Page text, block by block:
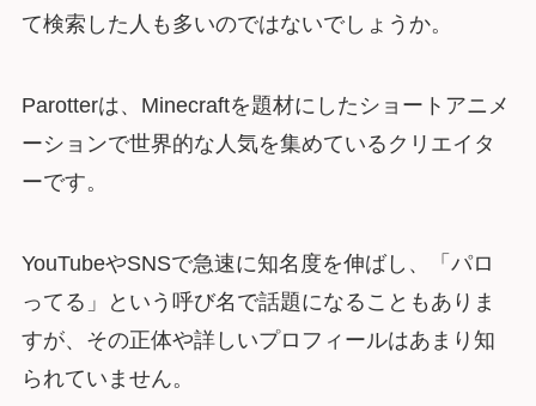
て検索した人も多いのではないでしょうか。
Parotterは、Minecraftを題材にしたショートアニメ
ーションで世界的な人気を集めているクリエイタ
ーです。
YouTubeやSNSで急速に知名度を伸ばし、「パロ
ってる」という呼び名で話題になることもありま
すが、その正体や詳しいプロフィールはあまり知
られていません。